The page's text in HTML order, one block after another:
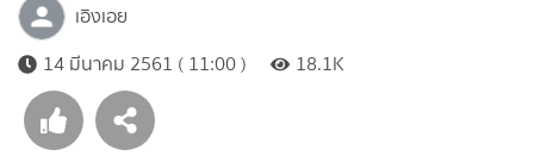
เอิงเอย
14 มีนาคม 2561 ( 11:00 )
18.1K